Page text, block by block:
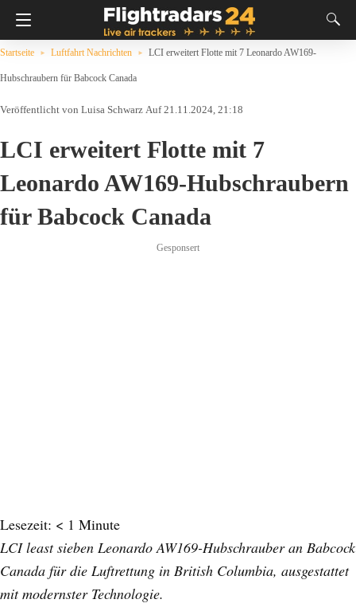
Startseite Luftfahrt Nachrichten LCI erweitert Flotte mit 7 Leonardo AW169-
Hubschraubern für Babcock Canada
Luisa Schwarz Auf 21.11.2024, 21:18
LCI erweitert Flotte mit 7
Leonardo AW169-Hubschraubern
für Babcock Canada
Gesponsert
Lesezeit: < 1 Minute
LCI least sieben Leonardo AW169-Hubschrauber an Babcock
Canada für die Luftrettung in British Columbia, ausgestattet
mit modernster Technologie.